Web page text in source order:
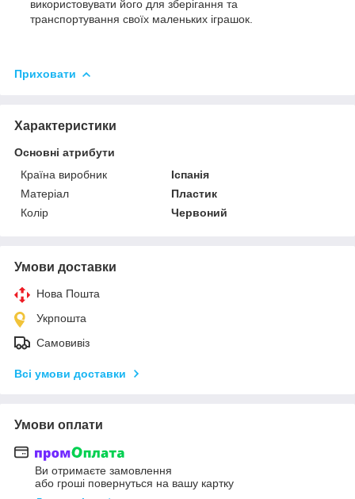
використовувати його для зберігання та
транспортування своїх маленьких іграшок.
Приховати
Характеристики
Основні атрибути
Країна виробник
Іспанія
Матеріал
Пластик
Колір
Червоний
Умови доставки
Нова Пошта
Укрпошта
Самовивіз
Всі умови доставки
Умови оплати
Ви отримаєте замовлення
або гроші повернуться на вашу картку